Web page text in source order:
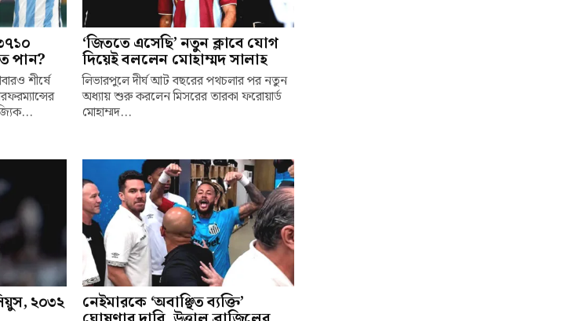
পান?
শীর্ষে
‘জিততে এসেছি’ নতুন ক্লাবে যোগ
দিয়েই বললেন মোহাম্মদ সালাহ
লিভারপুলে দীর্ঘ আট বছরের পথচলার পর নতুন
অধ্যায় শুরু করলেন মিসরের তারকা ফরোয়ার্ড
মোহাম্মদ...
২০৩২ নেইমারকে ‘অবাঞ্ছিত ব্যক্তি’